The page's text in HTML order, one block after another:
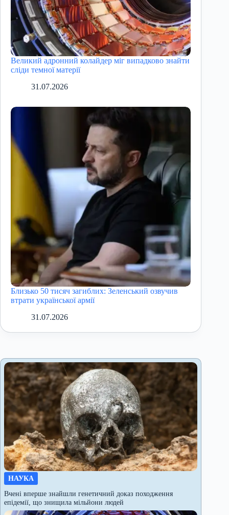
Великий адронний колайдер міг випадково знайти
сліди темної матерії
31.07.2026
Близько 50 тисяч загиблих: Зеленський озвучив
втрати української армії
31.07.2026
НАУКА
Вчені вперше знайшли генетичний доказ походження
епідемії, що знищила мільйони людей